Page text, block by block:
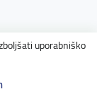
uporabniško